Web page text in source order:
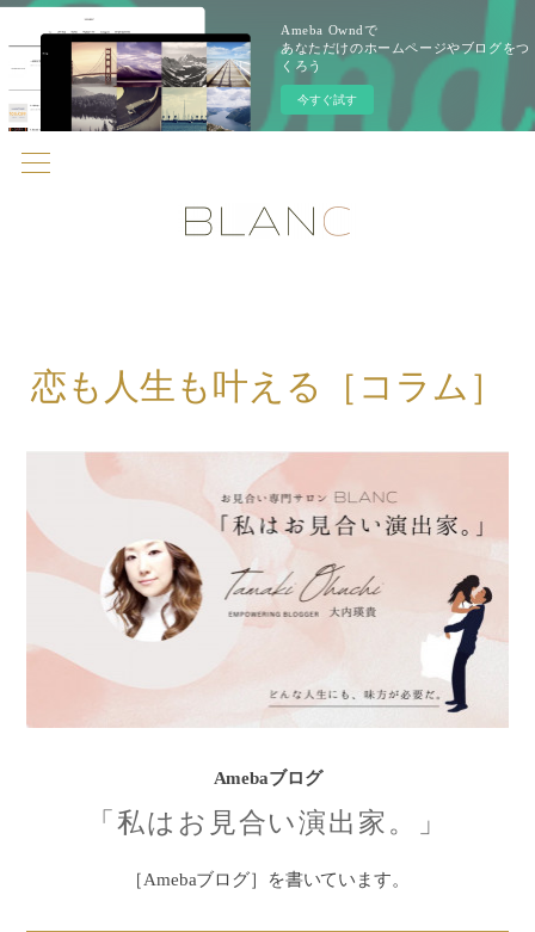
Ameba Owndで
あなただけのホームページやブログをつ
くろう
今すぐ試す
恋も人生も叶える［コラム］
Amebaブログ
「私はお見合い演出家。」
［Amebaブログ］を書いています。